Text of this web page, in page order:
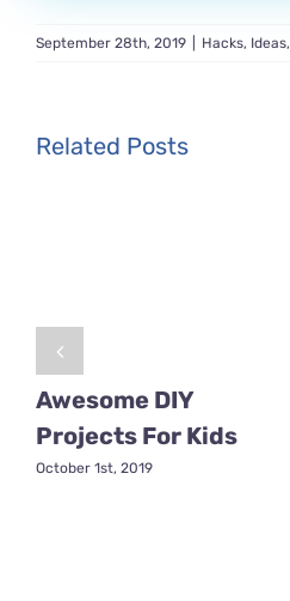
September 28th, 2019 Hacks, Ideas,
Related Posts
Awesome DIY
Projects For Kids
October 1st, 2019